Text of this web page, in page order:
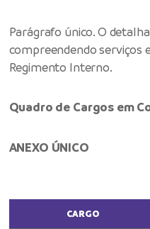
Parágrafo único. O
compreendendo serviços
Regimento Interno.
Quadro de Cargos em
ANEXO ÚNICO
CARGO